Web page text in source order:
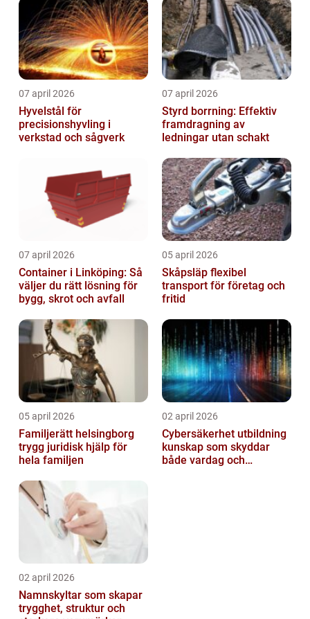
07 april 2026
Hyvelstål för
precisionshyvling i
verkstad och sågverk
07 april 2026
Styrd borrning: Effektiv
framdragning av
ledningar utan schakt
07 april 2026
Container i Linköping: Så
väljer du rätt lösning för
bygg, skrot och avfall
05 april 2026
Skåpsläp flexibel
transport för företag och
fritid
05 april 2026
Familjerätt helsingborg
trygg juridisk hjälp för
hela familjen
02 april 2026
Cybersäkerhet utbildning
kunskap som skyddar
både vardag och
02 april 2026
Namnskyltar som skapar
trygghet, struktur och